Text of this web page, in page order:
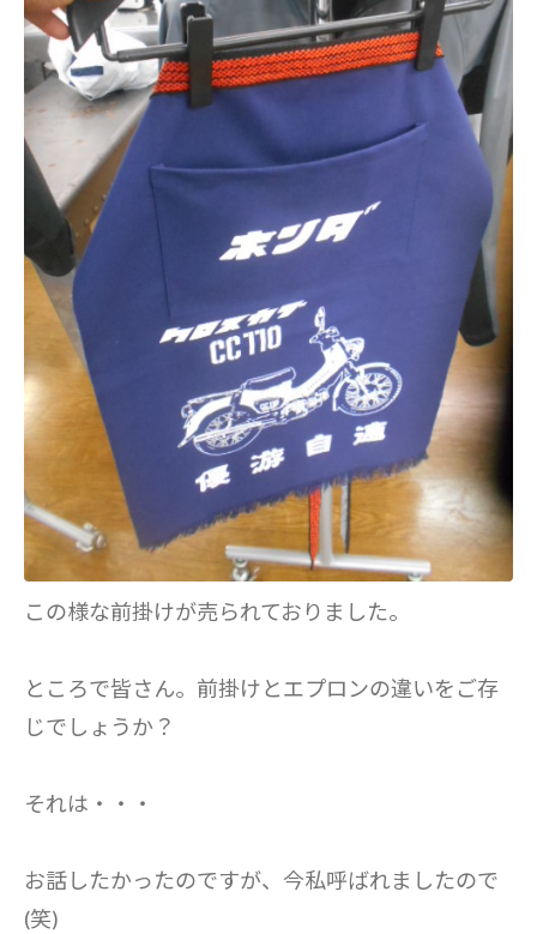
この様な前掛けが売られておりました。
ところで皆さん。前掛けとエプロンの違いをご存
じでしょうか？
それは・・・
お話したかったのですが、今私呼ばれましたので
(笑)